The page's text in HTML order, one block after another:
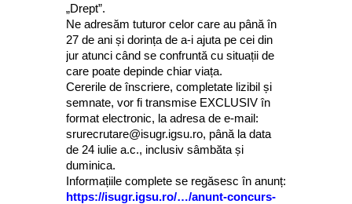
„Drept”.
Ne adresăm tuturor celor care au până în
27 de ani și dorința de a-i ajuta pe cei din
jur atunci când se confruntă cu situații de
care poate depinde chiar viața.
Cererile de înscriere, completate lizibil și
semnate, vor fi transmise EXCLUSIV în
format electronic, la adresa de e-mail:
srurecrutare@isugr.igsu.ro, până la data
de 24 iulie a.c., inclusiv sâmbăta și
duminica.
Informațiile complete se regăsesc în anunț:
https://isugr.igsu.ro/…/anunt-concurs-